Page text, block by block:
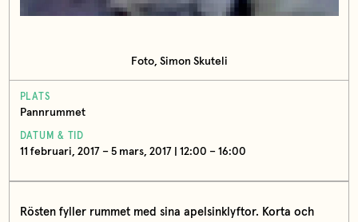
Foto, Simon Skuteli
PLATS
Pannrummet
DATUM & TID
11 februari, 2017 – 5 mars, 2017 | 12:00 – 16:00
Rösten fyller rummet med sina apelsinklyftor. Korta och